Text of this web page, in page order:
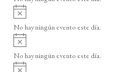
i
o
A
v
i
o
No hay ningún evento este día.
A
v
i
No hay ningún evento este día.
A